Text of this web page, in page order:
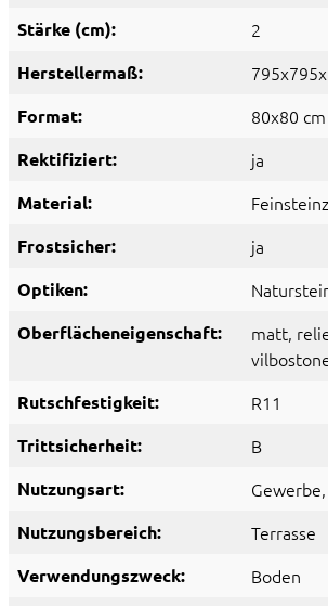
Stärke (cm): 2
Herstellermaß:
Format: 80x80 cm
Rektifiziert: ja
Material:
Frostsicher: ja
Optiken:
Oberflächeneigenschaft: matt,
Rutschfestigkeit: R11
Trittsicherheit: B
Nutzungsart: Gewerbe
Nutzungsbereich: Terrasse
Verwendungszweck: Boden